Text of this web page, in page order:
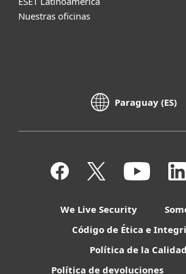
Nuestras oficinas
Paraguay (ES)
We Live Security
Código de Ética e
Política de la Calidad
Política de devoluciones